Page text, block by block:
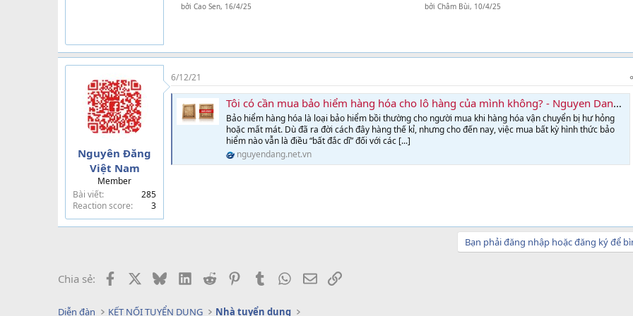
bởi Cao Sen, 16/4/25 bởi Châm Bùi, 10/4/25
Nguyên Đăng
Việt Nam
Member
Bài viết
285
Reaction score
3
6/12/21
Tôi có cần mua bảo hiểm hàng hóa cho lô hàng của mình không? - Nguyen Dang Viet Nam Forwarding
Bảo hiểm hàng hóa là loại bảo hiểm bồi thường cho người mua khi hàng hóa vận chuyển bị hư hỏng
hoặc mất mát. Dù đã ra đời cách đây hàng thế kỉ, nhưng cho đến nay, việc mua bất kỳ hình thức bảo
hiểm nào vẫn là điều “bất đắc dĩ” đối với các [...]
nguyendang.net.vn
Bạn phải đăng nhập hoặc đăng ký để
Chia sẻ: Facebook BlueskyLinkedIn
Reddit PinterestTumblr WhatsApp
EmailLink
Diễn đàn KẾT NỐI TUYỂN DỤNG Nhà tuyển dụng